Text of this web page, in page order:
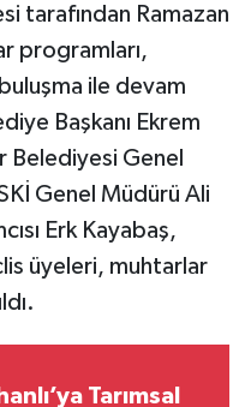
tarafından Ramazan
programları,
ile devam
Başkanı Ekrem
Belediyesi Genel
Genel Müdürü Ali
Erk Kayabaş,
üyeleri, muhtarlar
Tarımsal